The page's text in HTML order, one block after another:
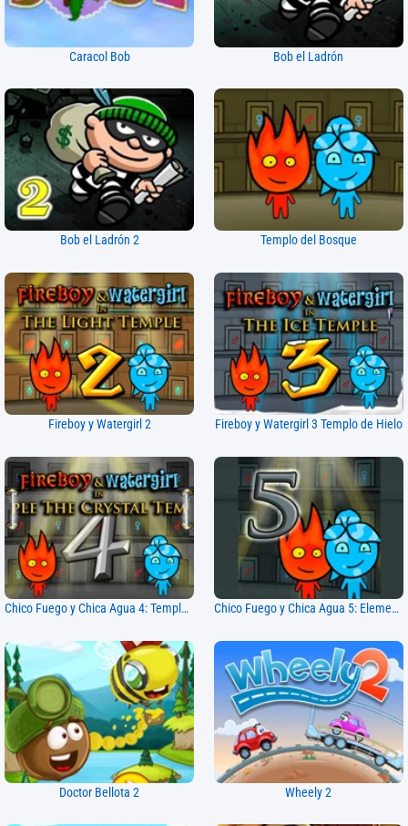
Caracol Bob Bob el Ladrón
Bob el Ladrón 2 Templo del Bosque
Fireboy y Watergirl 2 Fireboy y Watergirl 3 Templo de Hielo
Chico Fuego y Chica Agua 4: Templo de Cristal Chico Fuego y Chica Agua 5: Elementos
Doctor Bellota 2 Wheely 2